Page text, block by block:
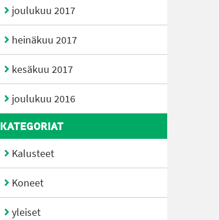
joulukuu 2017
heinäkuu 2017
kesäkuu 2017
joulukuu 2016
KATEGORIAT
Kalusteet
Koneet
yleiset